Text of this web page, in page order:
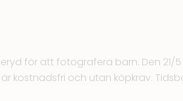
för att fotografera barn. Den 21/5
kostnadsfri och utan köpkrav.